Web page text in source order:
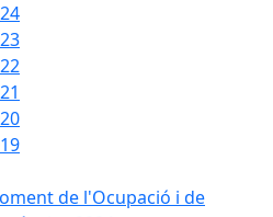
de l'Ocupació i de